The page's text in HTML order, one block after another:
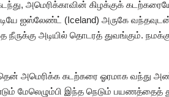
அமெரிக்காவின் கிழக்குக்
ஐஸ்லேண்ட் (Iceland) அருகே
அடியில் தொடரத் துவங்கும்.
தென் அமெரிக்க கடற்கரை ஓரமாக வந்து
மேலெழும்பி இந்த நெடும் பயணத்தைத்